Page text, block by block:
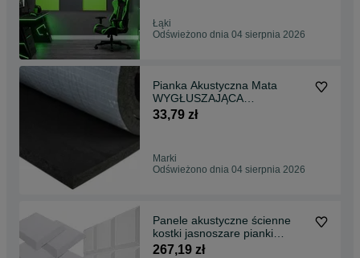
Łąki
Odświeżono dnia 04 sierpnia 2026
Pianka Akustyczna Mata
WYGŁUSZAJĄCA
wodoodporna Z KLEJEM
32mm
33,79 zł
Marki
Odświeżono dnia 04 sierpnia 2026
Panele akustyczne ścienne
kostki jasnoszare pianki
wygłuszające 9 szt.
267,19 zł